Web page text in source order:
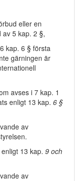
eller en
5 kap. 2 §,
kap. 6 § första
gärningen är
avses i 7 kap. 1
enligt 13 kap. 6 §
av
13 kap. 9 och
av